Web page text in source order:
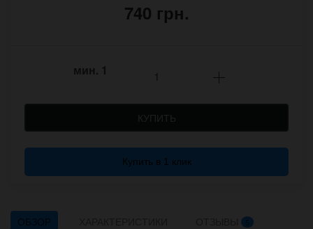
740 грн.
мин. 1
КУПИТЬ
Купить в 1 клик
ОБЗОР 5